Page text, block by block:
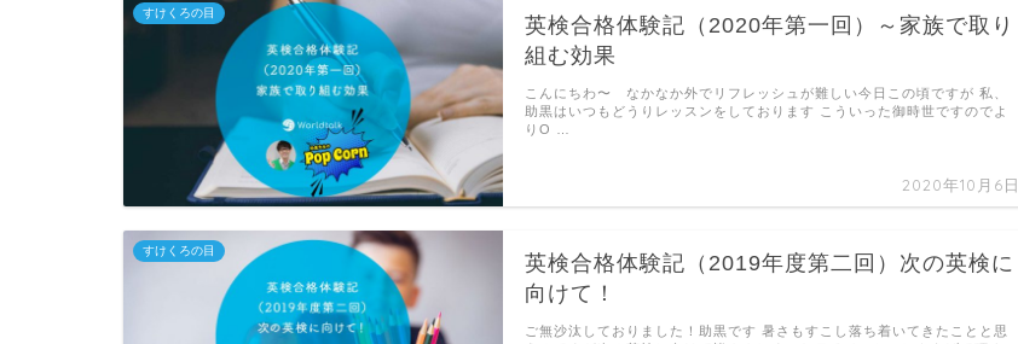
すけくろの目
英検合格体験記（2020年第一回）～家族で取り
組む効果
2020年10月6日
こんにちわ〜 なかなか外でリフレッシュが難しい今日この頃ですが 私、
助黒はいつもどうりレッスンをしております こういった御時世ですのでよ
りO …
すけくろの目
英検合格体験記（2019年度第二回）次の英検に
向けて！
ご無沙汰しておりました！助黒です 暑さもすこし落ち着いてきたことと思